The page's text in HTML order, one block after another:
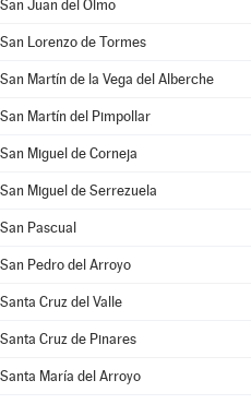
San Juan del Olmo
San Lorenzo de Tormes
San Martín de la Vega del Alberche
San Martín del Pimpollar
San Miguel de Corneja
San Miguel de Serrezuela
San Pascual
San Pedro del Arroyo
Santa Cruz del Valle
Santa Cruz de Pinares
Santa María del Arroyo